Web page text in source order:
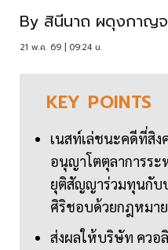
By สินีนาถ ผดุงกาญ
21 พ.ค. 69 | 09:24 น.
KEY POINTS
เนสท์เล่ชนะคดีที่สิง
อนุญาโตตุลาการระ
ยุติสัญญาร่วมทุนกับ
ศิริชอบด้วยกฎหมาย
ส่งผลให้บริษัท ควอ